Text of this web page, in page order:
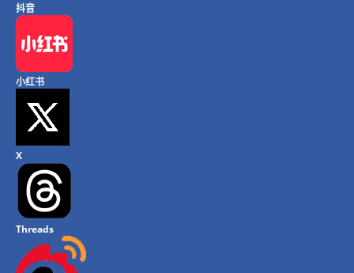
抖音
小红书
X
Threads